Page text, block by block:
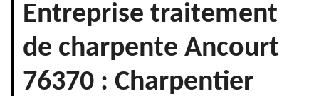
Entreprise traitement
de charpente Ancourt
76370 : Charpentier